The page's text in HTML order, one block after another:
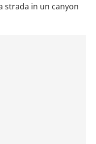
strada in un canyon